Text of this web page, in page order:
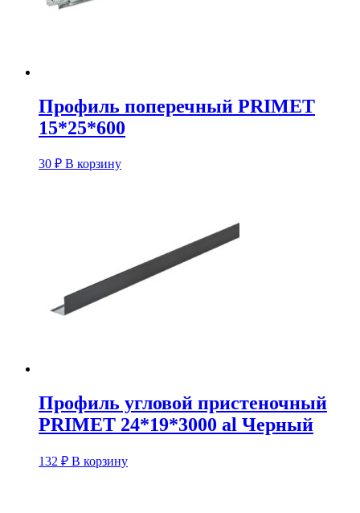
Профиль поперечный PRIMET
15*25*600
30 ₽ В корзину
Профиль угловой пристеночный
PRIMET 24*19*3000 al Черный
132 ₽ В корзину